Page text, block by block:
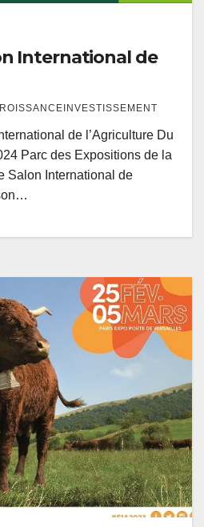
International de
de l’Agriculture Du
Parc des Expositions de la
Salon International de